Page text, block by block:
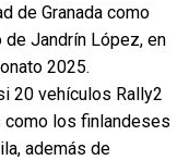
de Granada como
de Jandrín López, en
2025.
20 vehículos Rally2
los finlandeses
además de